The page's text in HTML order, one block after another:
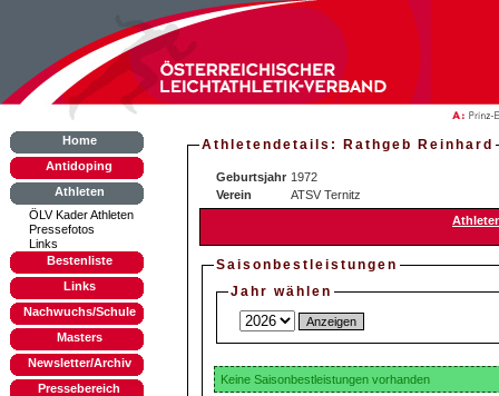
Home
Antidoping
Athleten
ÖLV Kader Athleten
Pressefotos
Links
Bestenliste
Links
Nachwuchs/Schule
Masters
Newsletter/Archiv
Pressebereich
Athletendetails: Rathgeb Reinhard
Geburtsjahr 1972
Verein
ATSV Ternitz
Saisonbestleistungen
Jahr wählen
Keine Saisonbestleistungen vorhanden